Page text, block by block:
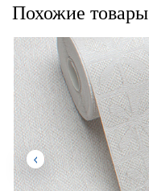
Похожие товары